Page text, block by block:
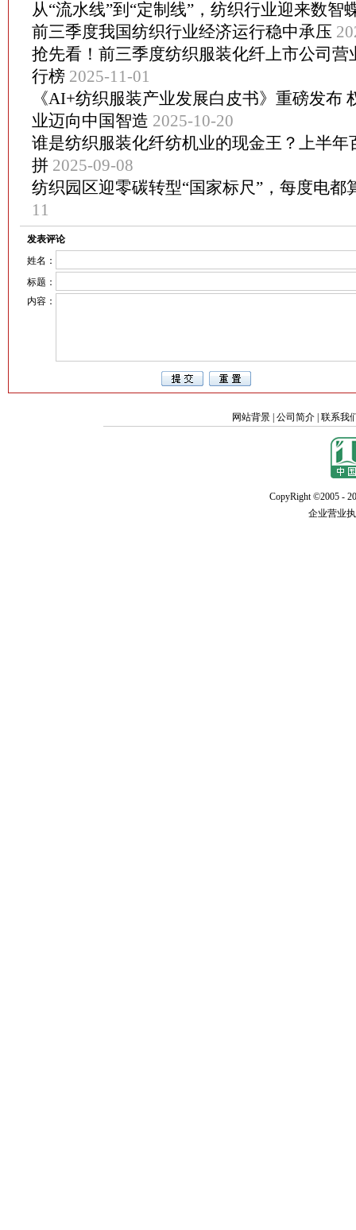
从“流水线”到“定制线”，纺织行业迎来数智
前三季度我国纺织行业经济运行稳中承压
抢先看！前三季度纺织服装化纤上市公司营
行榜 2025-11-01
《AI+纺织服装产业发展白皮书》重磅发布
业迈向中国智造 2025-10-20
谁是纺织服装化纤纺机业的现金王？上半年
拼 2025-09-08
纺织园区迎零碳转型“国家标尺”，每度电都
11
发表评论
姓名：
标题：
内容：
网站背景 公司简介 联系我
CopyRight ©2005 -
企业营业